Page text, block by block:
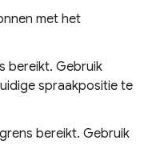
met het
bereikt. Gebruik
spraakpositie te
bereikt. Gebruik